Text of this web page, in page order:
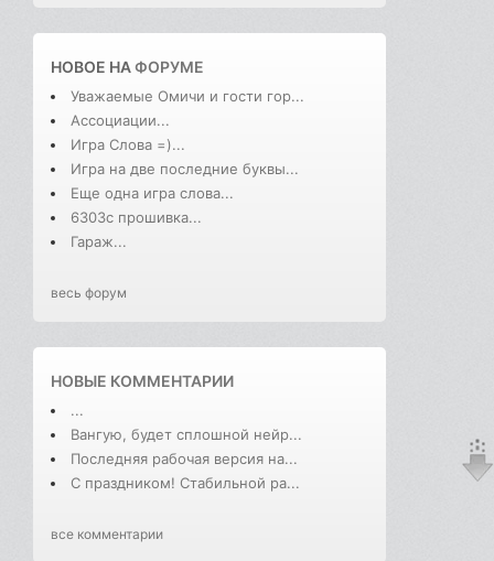
НОВОЕ НАФОРУМЕ
Уважаемые Омичи и гости гор...
Ассоциации...
Игра Слова =)...
Игра на две последние буквы...
Еще одна игра слова...
6303с прошивка...
Гараж...
весь форум
НОВЫЕ КОММЕНТАРИИ
...
Вангую, будет сплошной нейр...
Последняя рабочая версия на...
С праздником! Стабильной ра...
все комментарии